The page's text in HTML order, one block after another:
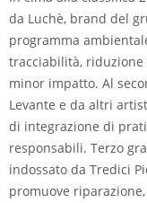
da Luchè, brand del
programma
tracciabilità,
minor impatto. Al
Levante e da altri
di integrazione di
responsabili. Terzo
indossato da Tredici
promuove